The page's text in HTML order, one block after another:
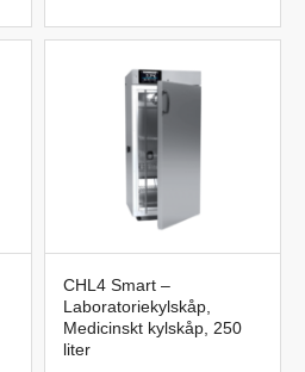
CHL4 Smart –
Laboratoriekylskåp,
Medicinskt kylskåp, 250
liter